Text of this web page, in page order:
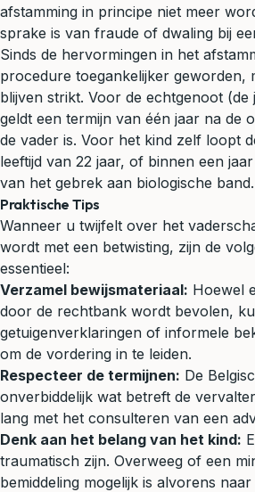
afstamming in principe niet meer
sprake is van fraude of dwaling bij
Sinds de hervormingen in het
procedure toegankelijker geworden,
blijven strikt. Voor de echtgenoot (de
geldt een termijn van één jaar na de
de vader is. Voor het kind zelf loopt
leeftijd van 22 jaar, of binnen een
van het gebrek aan biologische band.
Praktische Tips
Wanneer u twijfelt over het
wordt met een betwisting, zijn de
essentieel:
Verzamel bewijsmateriaal: Hoewel
door de rechtbank wordt bevolen,
getuigenverklaringen of informele
om de vordering in te leiden.
Respecteer de termijnen: De
onverbiddelijk wat betreft de
lang met het consulteren van een
Denk aan het belang van het kind:
traumatisch zijn. Overweeg of een
bemiddeling mogelijk is alvorens